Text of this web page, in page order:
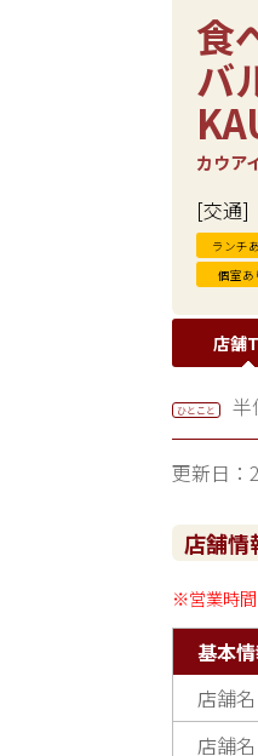
食
バ
カウア
[交通]
ランチ
個室あ
店舗
ひとこと 半
更新日：
店舗情
※営業時間
基本
店舗名
店舗名